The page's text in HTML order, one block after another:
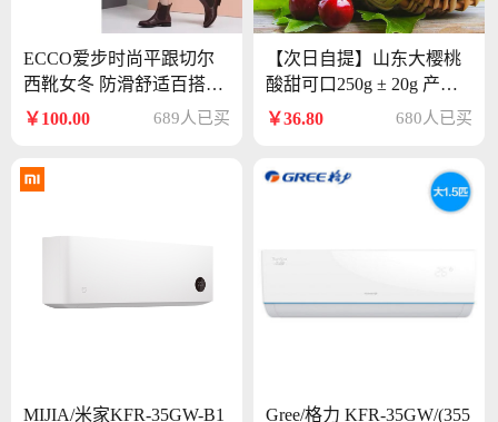
ECCO爱步时尚平跟切尔
西靴女冬 防滑舒适百搭套
筒短靴 型塑266503
￥100.00 689人已买
【次日自提】山东大樱桃
酸甜可口250g ± 20g 产地
直供新鲜大颗粒超甜
￥36.80 680人已买
MIJIA/米家KFR-35GW-B1 Gree/格力 KFR-35GW/(355